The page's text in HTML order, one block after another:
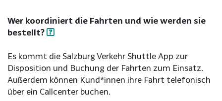
Wer koordiniert die Fahrten und wie werden sie
bestellt?
Es kommt die Salzburg Verkehr Shuttle App zur
Disposition und Buchung der Fahrten zum Einsatz.
Außerdem können Kund*innen ihre Fahrt telefonisch
über ein Callcenter buchen.